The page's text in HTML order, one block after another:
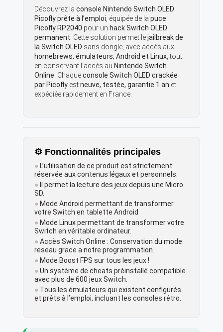
Découvrez la console Nintendo Switch OLED
Picofly prête à l’emploi , équipée de la puce
Picofly RP2040 pour un hack Switch OLED
permanent . Cette solution permet lejailbreak de
la Switch OLED sans dongle, avec accès aux
homebrews, émulateurs, Android et Linux , tout
en conservant l’accès au Nintendo Switch
Online . Chaqueconsole Switch OLED crackée
par Picofly estneuve, testée, garantie 1 an et
expédiée rapidement en France.
⚙️ Fonctionnalités principales
● L’utilisation de ce produit est strictement
réservée aux contenus légaux et personnels.
● Il permet la lecture des jeux depuis une Micro
SD.
● Mode Android permettant de transformer
votre Switch en tablette Android
● Mode Linux permettant de transformer votre
Switch en véritable ordinateur.
● Accès Switch Online : Conservation du mode
reseau grace a notre programmation.
● Mode Boost FPS sur tous les jeux !
● Un système de cheats préinstallé compatible
avec plus de 600 jeux Switch.
● Tous les émulateurs qui existent configurés
et prêts à l’emploi, incluant les consoles rétro.